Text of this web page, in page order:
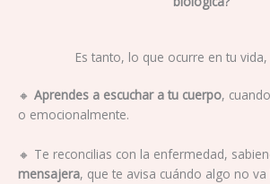
Es tanto, lo que ocurre en tu
🔸 Aprendes a escuchar a tu cuerpo,
o emocionalmente.
🔸 Te reconcilias con la enfermedad,
mensajera, que te avisa cuándo algo no va